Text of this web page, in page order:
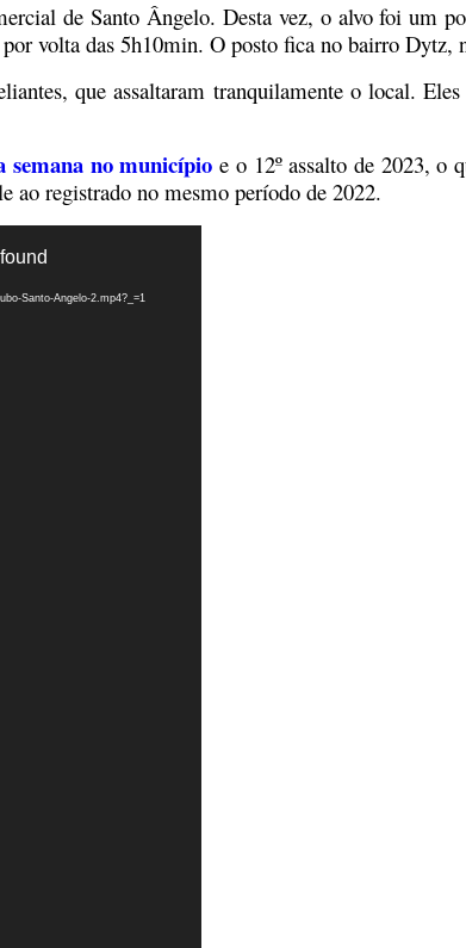
de Santo Ângelo. Desta vez, o alvo foi um
volta das 5h10min. O posto fica no bairro Dytz,
que assaltaram tranquilamente o local.
semana no município e o 12º assalto de 2023, o
ao registrado no mesmo período de 2022.
Santo-Angelo-2.mp4?_=1